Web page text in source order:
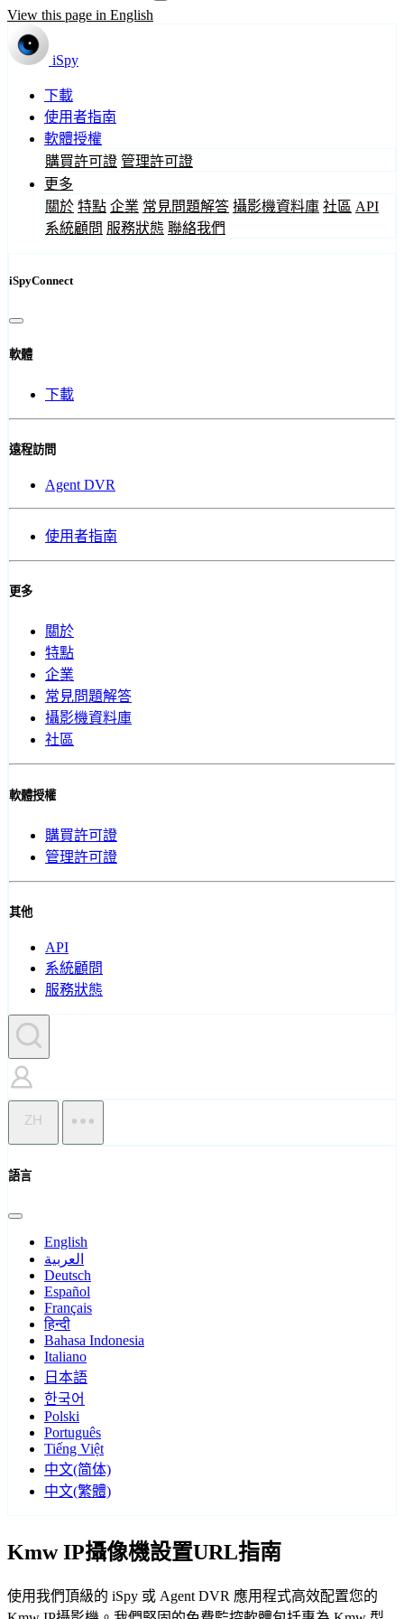
View this page in English
iSpy
下載
使用者指南
軟體授權
購買許可證 管理許可證
更多
關於 特點 企業 常見問題解答 攝影機資料庫 社區 API
系統顧問 服務狀態 聯絡我們
iSpyConnect
軟體
下載
遠程訪問
Agent DVR
使用者指南
更多
關於
特點
企業
常見問題解答
攝影機資料庫
社區
軟體授權
購買許可證
管理許可證
其他
API
系統顧問
服務狀態
ZH
語言
English
العربية
Deutsch
Español
Français
हिन्दी
Bahasa Indonesia
Italiano
日本語
한국어
Polski
Português
Tiếng Việt
中文(简体)
中文(繁體)
Kmw IP攝像機設置URL指南
使用我們頂級的 iSpy 或 Agent DVR 應用程式高效配置您的